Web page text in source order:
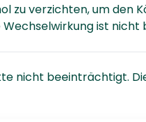
zu verzichten, um den
ist nicht
nicht beeinträchtigt.